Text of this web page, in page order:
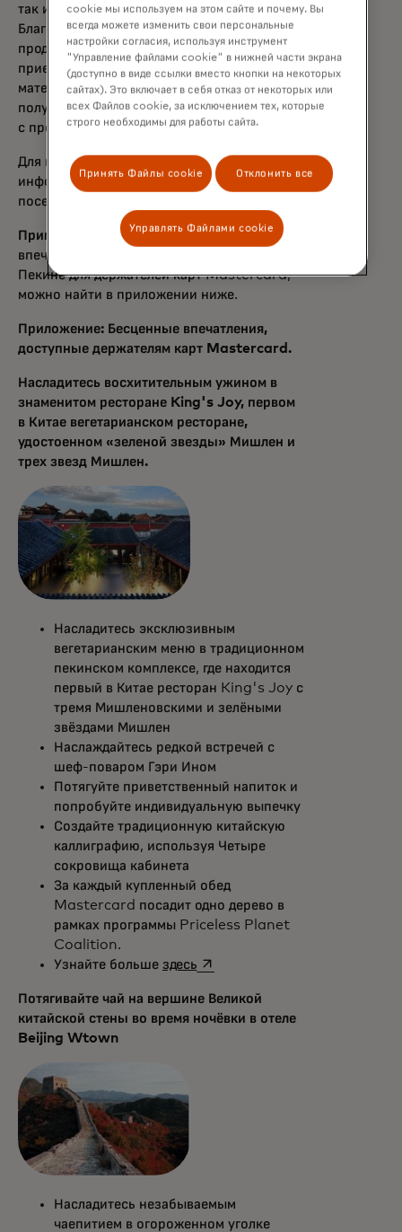
так и для международных покупок.
Благодаря запуску новых продуктов и
продолжающемуся расширению сети
приема платежей Mastercard в
материковом Китае, держатели карт вскоре
получат возможность лично познакомиться
с программой Priceless Beijing.
Для получения более подробной
информации о выставке Priceless Beijing
посетите сайт
Примечание:
Список бесценных
впечатлений, которые теперь доступны в
Пекине для держателей карт Mastercard,
можно найти в приложении ниже.
Приложение: Бесценные впечатления,
доступные держателям карт Mastercard.
Насладитесь восхитительным ужином в
знаменитом ресторане King's Joy, первом
в Китае вегетарианском ресторане,
удостоенном «зеленой звезды» Мишлен и
трех звезд Мишлен.
Насладитесь эксклюзивным
вегетарианским меню в традиционном
пекинском комплексе, где находится
первый в Китае ресторан King's Joy с
тремя Мишленовскими и зелёными
звёздами Мишлен
Наслаждайтесь редкой встречей с
шеф-поваром Гэри Ином
Потягуйте приветственный напиток и
попробуйте индивидуальную выпечку
Создайте традиционную китайскую
каллиграфию, используя Четыре
сокровища кабинета
За каждый купленный обед
Mastercard посадит одно дерево в
рамках программы Priceless Planet
Coalition.
Узнайте больше здесьopens in a new tab
Потягивайте чай на вершине Великой
китайской стены во время ночёвки в отеле
Beijing Wtown
Насладитесь незабываемым
чаепитием в огороженном уголке
cookie мы используем на этом сайте и почему. Вы
всегда можете изменить свои персональные
настройки согласия, используя инструмент
"Управление файлами cookie" в нижней части экрана
(доступно в виде ссылки вместо кнопки на некоторых
сайтах). Это включает в себя отказ от некоторых или
всех Файлов cookie, за исключением тех, которые
строго необходимы для работы сайта.
Принять Файлы cookie Отклонить все
Управлять Файлами cookie